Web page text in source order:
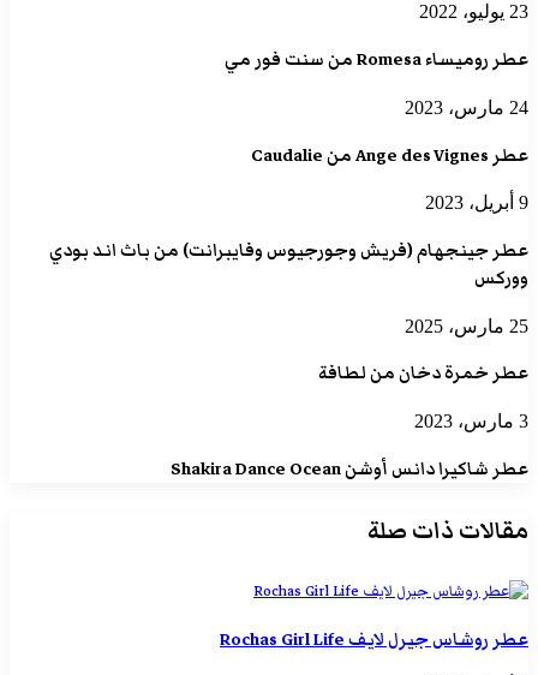
23 يوليو، 2022
عطر روميساء Romesa من سنت فور مي
24 مارس، 2023
عطر Ange des Vignes من Caudalie
9 أبريل، 2023
عطر جينجهام (فريش وجورجيوس وفايبرانت) من باث اند بودي
ووركس
25 مارس، 2025
عطر خمرة دخان من لطافة
3 مارس، 2023
عطر شاكيرا دانس أوشن Shakira Dance Ocean
مقالات ذات صلة
عطر روشاس جيرل لايف Rochas Girl Life